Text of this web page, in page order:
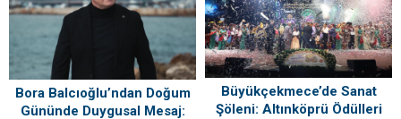
Bora Balcıoğlu’ndan Doğum
Gününde Duygusal Mesaj:
Büyükçekmece’de Sanat
Şöleni: Altınköprü Ödülleri